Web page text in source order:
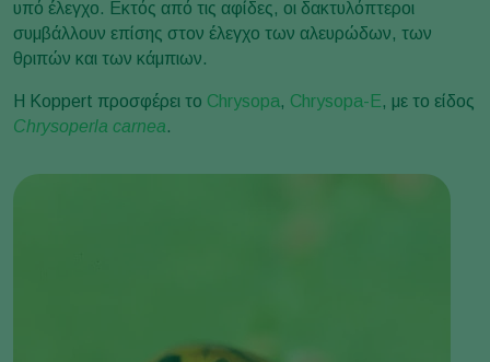
υπό έλεγχο. Εκτός από τις αφίδες, οι δακτυλόπτεροι
συμβάλλουν επίσης στον έλεγχο των αλευρώδων, των
θριπών και των κάμπιων.
Η Koppert προσφέρει το Chrysopa, Chrysopa-E, με το είδος
Chrysoperla carnea.